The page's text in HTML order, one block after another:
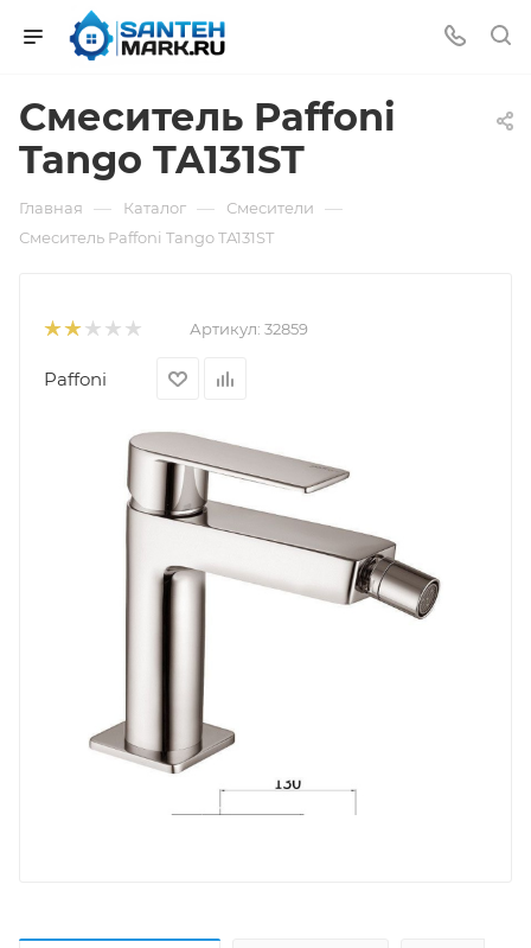
Смеситель Paffoni
Tango TA131ST
Главная — Каталог — Смесители —
Смеситель Paffoni Tango TA131ST
Артикул: 32859
Paffoni